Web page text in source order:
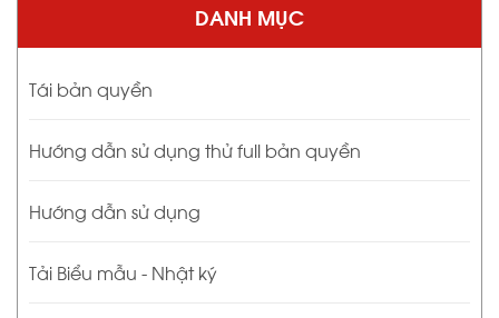
DANH MỤC
Tái bản quyền
Hướng dẫn sử dụng thử full bản quyền
Hướng dẫn sử dụng
Tải Biểu mẫu - Nhật ký